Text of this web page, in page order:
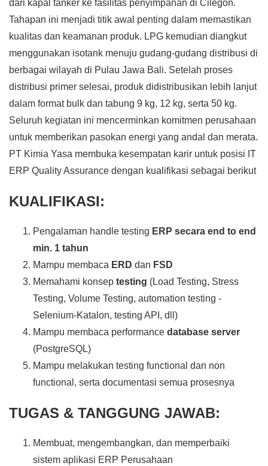
dari kapal tanker ke fasilitas penyimpanan di Cilegon.
Tahapan ini menjadi titik awal penting dalam memastikan
kualitas dan keamanan produk. LPG kemudian diangkut
menggunakan isotank menuju gudang-gudang distribusi di
berbagai wilayah di Pulau Jawa Bali. Setelah proses
distribusi primer selesai, produk didistribusikan lebih lanjut
dalam format bulk dan tabung 9 kg, 12 kg, serta 50 kg.
Seluruh kegiatan ini mencerminkan komitmen perusahaan
untuk memberikan pasokan energi yang andal dan merata.
PT Kimia Yasa membuka kesempatan karir untuk posisi IT
ERP Quality Assurance dengan kualifikasi sebagai berikut
KUALIFIKASI:
Pengalaman handle testing ERP secara end to end
min. 1 tahun
Mampu membaca ERD dan FSD
Memahami konsep testing (Load Testing, Stress
Testing, Volume Testing, automation testing -
Selenium-Katalon, testing API, dll)
Mampu membaca performance database server
(PostgreSQL)
Mampu melakukan testing functional dan non
functional, serta documentasi semua prosesnya
TUGAS & TANGGUNG JAWAB:
Membuat, mengembangkan, dan memperbaiki
sistem aplikasi ERP Perusahaan